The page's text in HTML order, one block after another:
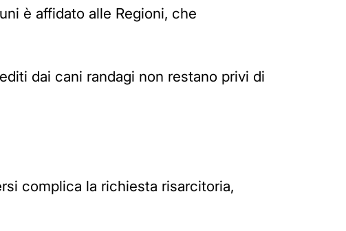
è affidato alle Regioni, che
dai cani randagi non restano privi di
complica la richiesta risarcitoria,